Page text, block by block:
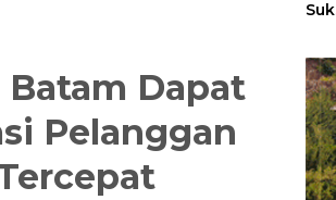
Dapat
Pelanggan